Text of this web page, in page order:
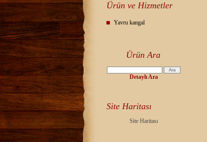
Ürün ve Hizmetler
Yavru kangal
Ürün Ara
Detaylı Ara
Site Haritası
Site Haritası